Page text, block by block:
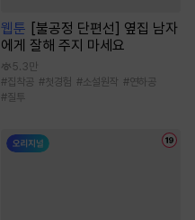
웹툰 [불공정 단편선] 옆집 남자
에게 잘해 주지 마세요
5.3만
#집착공 #첫경험 #소설원작 #연하공
#질투